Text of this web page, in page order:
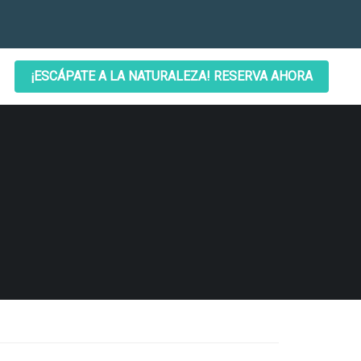
¡ESCÁPATE A LA NATURALEZA! RESERVA AHORA